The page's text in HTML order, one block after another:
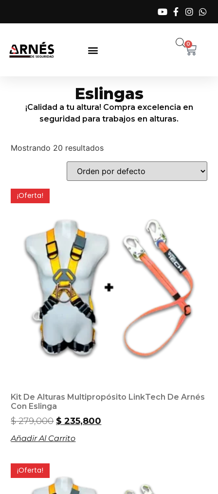
0
Eslingas
¡Calidad a tu altura! Compra excelencia en
seguridad para trabajos en alturas.
Mostrando 20 resultados
¡Oferta!
Kit De Alturas Multipropósito LinkTech De Arnés
Con Eslinga
$279,000 $ 235,800
Añadir Al Carrito
¡Oferta!